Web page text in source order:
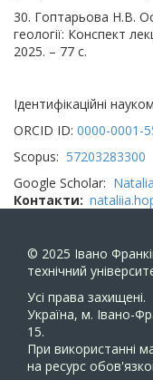
30. Гоптарьова Н.В.
геології: Конспект
2025. – 77 с.
Ідентифікаційні
ORCID ID: 0000-0001-
Scopus: 57203283300
Google Scholar:
Контакти
© 2025 Івано
технічний
Усi права захищенi.
Україна, м. Івано-
15.
При використанні
на ресурс